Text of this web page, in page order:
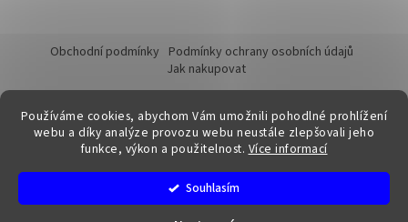
Používáme cookies, abychom Vám umožnili pohodlné prohlížení
webu a díky analýze provozu webu neustále zlepšovali jeho
funkce, výkon a použitelnost. Více informací
Souhlasím
Obchodní podmínky Podmínky ochrany osobních údajů
Jak nakupovat
Vytvořil Shoptet